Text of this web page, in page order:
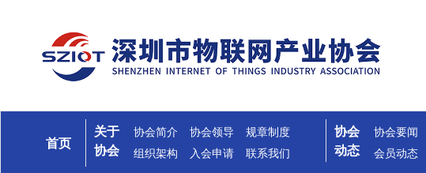
首页
关于
协会
协会简介 协会领导
规章制度
组织架构
入会申请 联系我们
协会
动态
协会要闻
会员动态